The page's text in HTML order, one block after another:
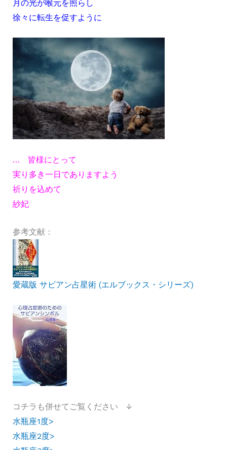
月の光が喉元を照らし
徐々に転生を促すように
… 皆様にとって
実り多き一日でありますよう
祈りを込めて
紗妃
参考文献：
愛蔵版 サビアン占星術 (エルブックス・シリーズ)
コチラも併せてご覧ください ↓
水瓶座1度>
水瓶座2度>